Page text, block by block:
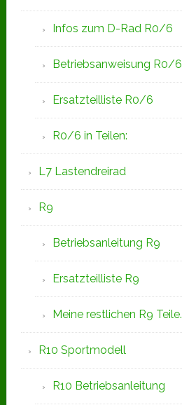
Infos zum D-Rad R0/6
Betriebsanweisung R0/6
Ersatzteilliste R0/6
R0/6 in Teilen:
L7 Lastendreirad
R9
Betriebsanleitung R9
Ersatzteilliste R9
Meine restlichen R9 Teile.
R10 Sportmodell
R10 Betriebsanleitung